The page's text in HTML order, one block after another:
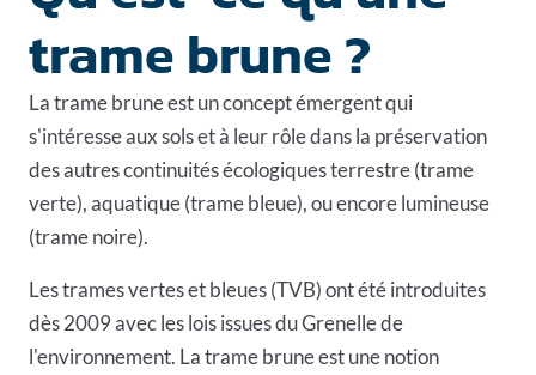
trame brune ?
La trame brune est un concept émergent qui
s'intéresse aux sols et à leur rôle dans la préservation
des autres continuités écologiques terrestre (trame
verte), aquatique (trame bleue), ou encore lumineuse
(trame noire).
Les trames vertes et bleues (TVB) ont été introduites
dès 2009 avec les lois issues du Grenelle de
l'environnement. La trame brune est une notion